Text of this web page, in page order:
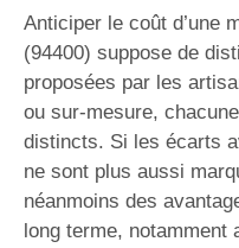
Anticiper le coût d’une
(94400) suppose de
proposées par les
ou sur-mesure,
distincts. Si les écarts
ne sont plus aussi
néanmoins des
long terme, notamment